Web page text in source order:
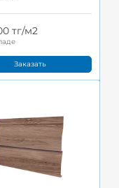
тг/м2
Заказать